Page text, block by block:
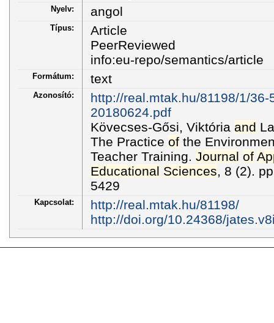
Nyelv: angol
Típus:
Article
PeerReviewed
info:eu-repo/semantics/article
Formátum: text
Azonosító:
http://real.mtak.hu/81198/1/
20180624.pdf
Kövecses-Gősi, Viktória and
The Practice ofthe
Teacher Training. Journal of
Educational Sciences, 8 (2).
5429
Kapcsolat:
http://real.mtak.hu/81198/
http://doi.org/10.24368/